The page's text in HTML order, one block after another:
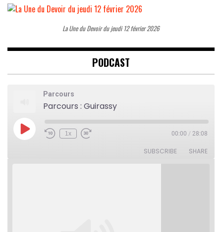
La Une du Devoir du jeudi 12 février 2026
PODCAST
Parcours
Parcours : Guirassy
Play
Episode
Rewind
1x
Fast
00:00 / 28:08
SUBSCRIBE SHARE